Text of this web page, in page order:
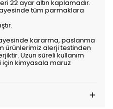
22 ayar altın kaplamadır.
tüm parmaklara
kararma, paslanma
ürünlerimiz alerji testinden
Uzun süreli kullanım
için kimyasala maruz